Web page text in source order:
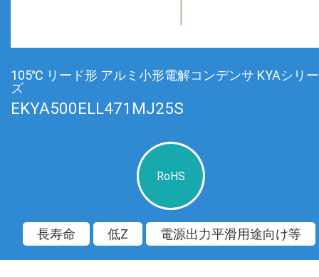
105℃ リード形 アルミ小形電解コンデンサ KYAシリー
ズ
EKYA500ELL471MJ25S
RoHS
長寿命 低Z 電源出力平滑用途向け等